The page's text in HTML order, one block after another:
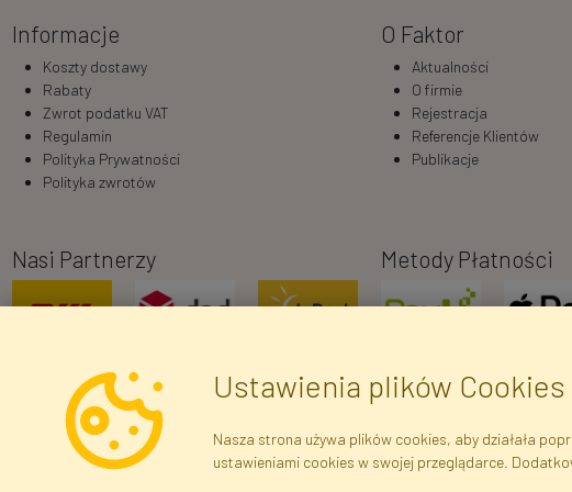
Informacje
Koszty dostawy
Rabaty
Zwrot podatku VAT
Regulamin
Polityka Prywatności
Polityka zwrotów
O Faktor
Aktualności
O firmie
Rejestracja
Referencje Klientów
Publikacje
Nasi Partnerzy Metody Płatności
Dane rejestrowe
Ustawienia plików Cookies
Nasza strona używa plików cookies, aby działała
ustawieniami cookies w swojej przeglądarce.